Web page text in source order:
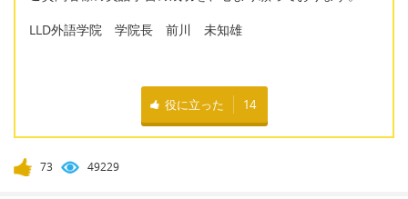
LLD外語学院 学院長 前川 未知雄
役に立った 14
73 49229